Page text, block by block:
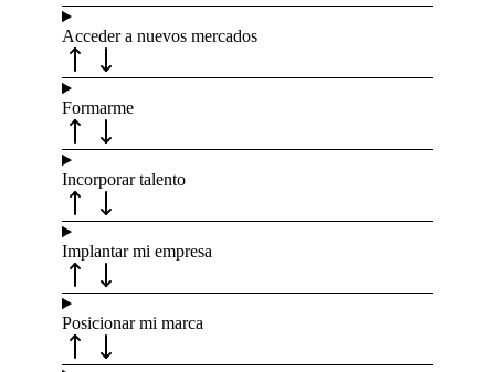
Acceder a nuevos mercados
Formarme
Incorporar talento
Implantar mi empresa
Posicionar mi marca